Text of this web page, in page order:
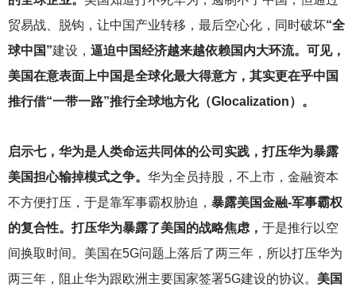
贸易战、脱钩，让中国产业转移，最后空心化，同时破坏“全
球中国”建设， 逼迫中国经济越来越依赖国内大环流。可见，
美国在意表面上中国是全球化最大得意方，其实更在乎中国
推行借“一带一路”推行全球地方化（Glocalization）。
启示七，华为是人类命运共同体的公司实践，打压华为暴露
美国担心输掉模式之争。 华为全员持股，不上市，金融资本
不方便打压，于是靠军事霸权胁迫， 暴露美国金融-军事霸权
的复合性。打压华为暴露了美国的战略焦虑， 于是推行以空
间换取时间。美国在5G问题上落后了两三年，所以打压华为
两三年，阻止华为跟欧洲主要国家签署5G建设的协议。 美国